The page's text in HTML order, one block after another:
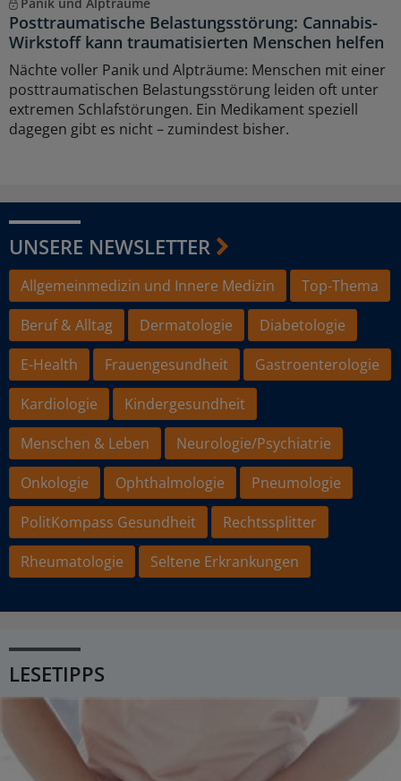
Posttraumatische Belastungsstörung: Cannabis-
Wirkstoff kann traumatisierten Menschen helfen
Nächte voller Panik und Alpträume: Menschen mit einer
posttraumatischen Belastungsstörung leiden oft unter
extremen Schlafstörungen. Ein Medikament speziell
dagegen gibt es nicht – zumindest bisher.
UNSERE NEWSLETTER
Allgemeinmedizin und Innere Medizin
Top-Thema
Beruf & Alltag
Dermatologie
Diabetologie
E-Health
Frauengesundheit
Gastroenterologie
Kardiologie
Kindergesundheit
Menschen & Leben
Neurologie/Psychiatrie
Onkologie
Ophthalmologie
Pneumologie
PolitKompass Gesundheit
Rechtssplitter
Rheumatologie
Seltene Erkrankungen
LESETIPPS